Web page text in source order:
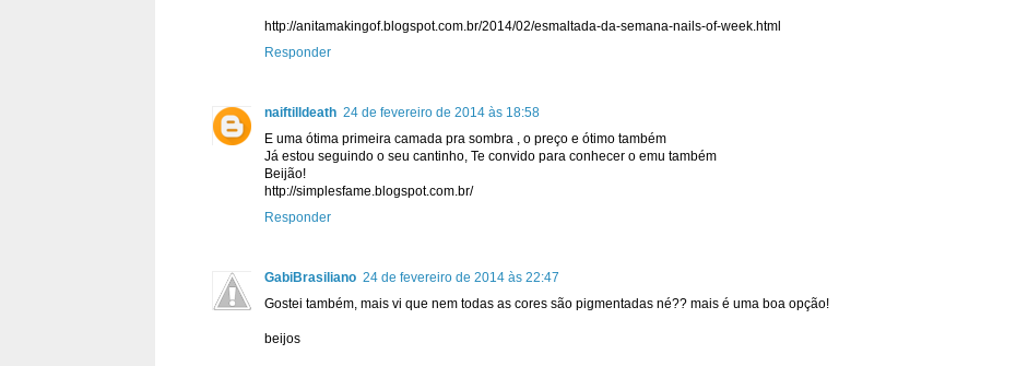
http://anitamakingof.blogspot.com.br/2014/02/esmaltada-da-semana-nails-of-week.html
Responder
naiftilldeath 24 de fevereiro de 2014 às 18:58
E uma ótima primeira camada pra sombra , o preço e ótimo também
Já estou seguindo o seu cantinho, Te convido para conhecer o emu também
Beijão!
http://simplesfame.blogspot.com.br/
Responder
GabiBrasiliano 24 de fevereiro de 2014 às 22:47
Gostei também, mais vi que nem todas as cores são pigmentadas né?? mais é uma boa opção!
beijos